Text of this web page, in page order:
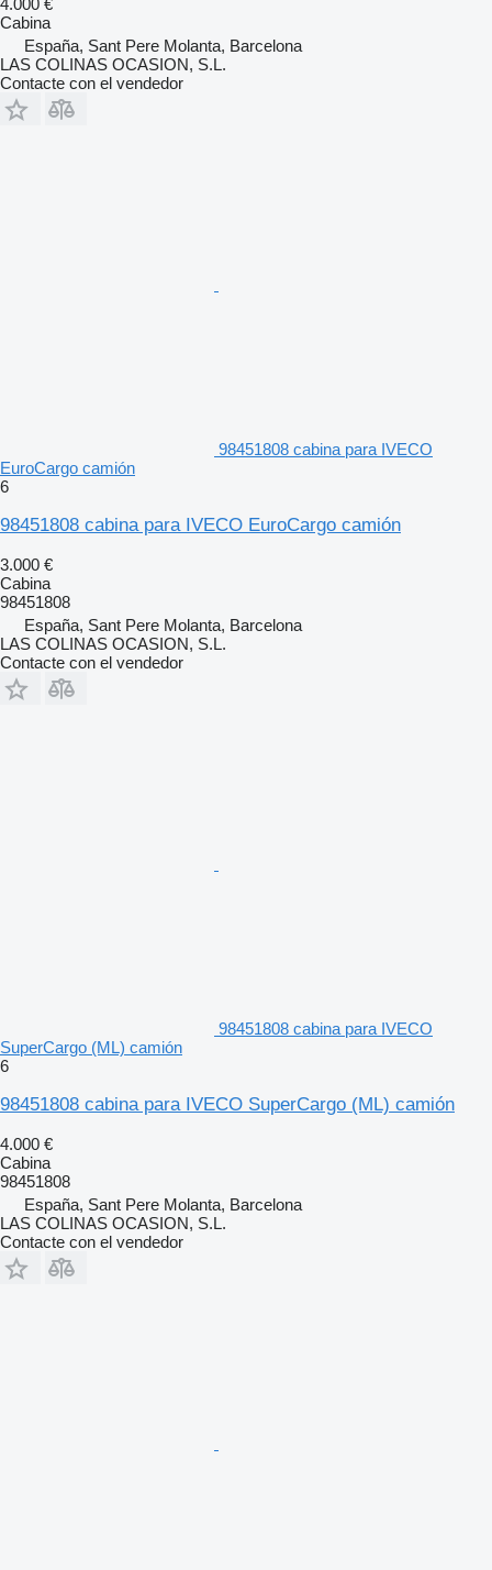
4.000 €
Cabina
España, Sant Pere Molanta, Barcelona
LAS COLINAS OCASION, S.L.
Contacte con el vendedor
98451808 cabina para IVECO
EuroCargo camión
6
98451808 cabina para IVECO EuroCargo camión
3.000 €
Cabina
98451808
España, Sant Pere Molanta, Barcelona
LAS COLINAS OCASION, S.L.
Contacte con el vendedor
98451808 cabina para IVECO
SuperCargo (ML) camión
6
98451808 cabina para IVECO SuperCargo (ML) camión
4.000 €
Cabina
98451808
España, Sant Pere Molanta, Barcelona
LAS COLINAS OCASION, S.L.
Contacte con el vendedor